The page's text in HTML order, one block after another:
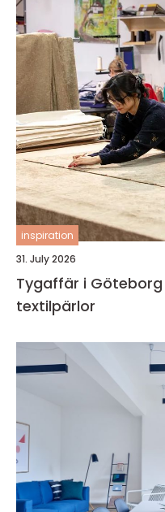
inspiration
31. July 2026
Tygaffär i Göteborg
textilpärlor